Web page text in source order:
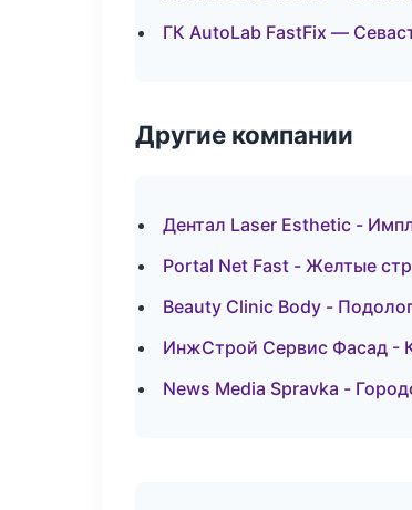
ГК AutoLab FastFix —
Другие компании
Дентал Laser Esthetic -
Portal Net Fast - Желтые
Beauty Clinic Body -
ИнжСтрой Сервис Фасад -
News Media Spravka -